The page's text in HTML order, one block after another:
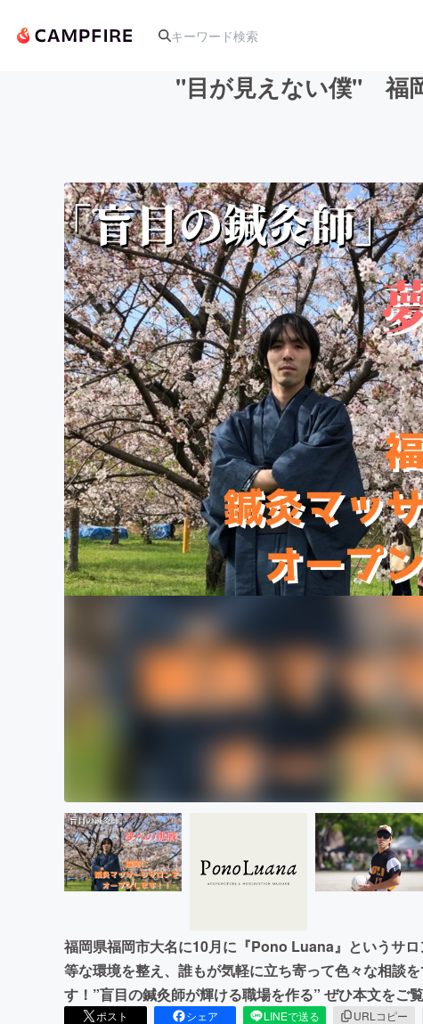
アート・写真
テクノロジー・ガジェット
映像・映画
ビジネス・起業
まちづくり・地域活性化
"目が見えない僕" 福
福岡県福岡市大名に10月に『Pono Luana』というサ
等な環境を整え、誰もが気軽に立ち寄って色々な相談
す！”盲目の鍼灸師が輝ける職場を作る” ぜひ本文をご覧
ポスト シェア LINEで送る URLコピー